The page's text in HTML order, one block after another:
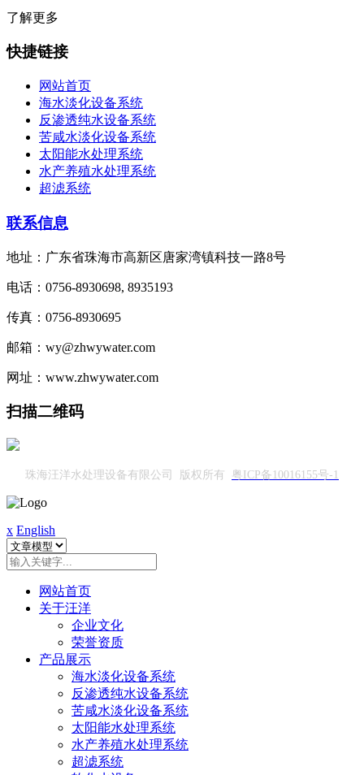
了解更多
快捷链接
网站首页
海水淡化设备系统
反渗透纯水设备系统
苦咸水淡化设备系统
太阳能水处理系统
水产养殖水处理系统
超滤系统
联系信息
地址：广东省珠海市高新区唐家湾镇科技一路8号
电话：0756-8930698, 8935193
传真：0756-8930695
邮箱：wy@zhwywater.com
网址：www.zhwywater.com
扫描二维码
珠海汪洋水处理设备有限公司 版权所有 粤ICP备10016155号-1
x English
网站首页
关于汪洋
企业文化
荣誉资质
产品展示
海水淡化设备系统
反渗透纯水设备系统
苦咸水淡化设备系统
太阳能水处理系统
水产养殖水处理系统
超滤系统